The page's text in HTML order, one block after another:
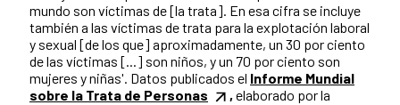
mundo son víctimas de [la trata]. En esa cifra se incluye
también a las víctimas de trata para la explotación laboral
y sexual [de los que] aproximadamente, un 30 por ciento
de las víctimas [...] son niños, y un 70 por ciento son
mujeres y niñas'. Datos publicados el Informe Mundial
sobre la Trata de Personas
, elaborado por la